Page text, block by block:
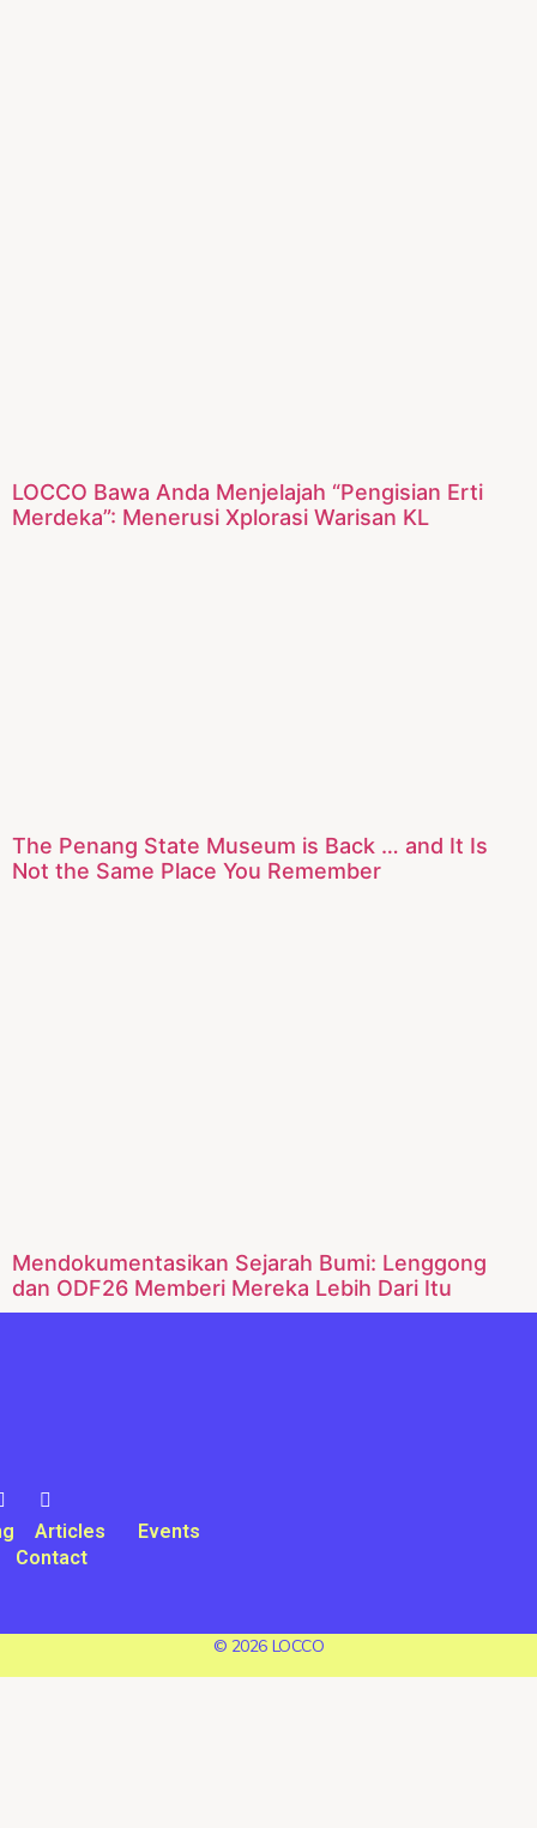
LOCCO Bawa Anda Menjelajah “Pengisian Erti
Merdeka”: Menerusi Xplorasi Warisan KL
The Penang State Museum is Back … and It Is
Not the Same Place You Remember
Mendokumentasikan Sejarah Bumi: Lenggong
dan ODF26 Memberi Mereka Lebih Dari Itu
Articles
Events
Contact
© 2026 LOCCO